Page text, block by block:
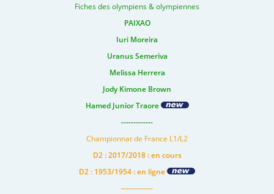
Fiches des olympiens & olympiennes
PAIXAO
Iuri Moreira
Uranus Semeriva
Melissa Herrera
Jody Kimone Brown
Hamed Junior Traore
-------------
Championnat de France L1/L2
D2 : 2017/2018 : en cours
D2 : 1953/1954 : en ligne
-------------